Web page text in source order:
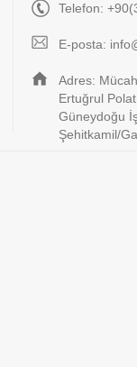
Telefon:
E-posta:
Adres:
Ertuğrul
Güneydoğu
Şehitkamil/